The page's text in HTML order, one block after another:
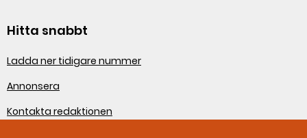
Hitta snabbt
Ladda ner tidigare nummer
Annonsera
Kontakta redaktionen